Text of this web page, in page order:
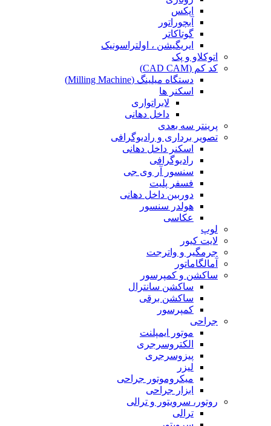
اپکس
آبچوراتور
گوتاکاتر
ایریگیشن ، اولتراسونیک
اتوکلاو و پک
کد کم (CAD CAM)
دستگاه میلینگ (Milling Machine)
اسکنر ها
لابراتواری
داخل دهانی
پرینتر سه بعدی
تصویر برداری و رادیوگرافی
اسکنر داخل دهانی
رادیوگرافی
سنسور آر وی جی
فسفر پلیت
دوربین داخل دهانی
هولدر سنسور
عکاسی
لوپ
لایت کیور
جرمگیر و واترجت
آمالگاماتور
ساکشن و کمپرسور
ساکشن سانترال
ساکشن برقی
کمپرسور
جراحی
موتور ایمپلنت
الکتروسرجری
پیزوسرجری
لیزر
میکروموتور جراحی
ابزار جراحی
روتور، سرویتور و ترالی
ترالی